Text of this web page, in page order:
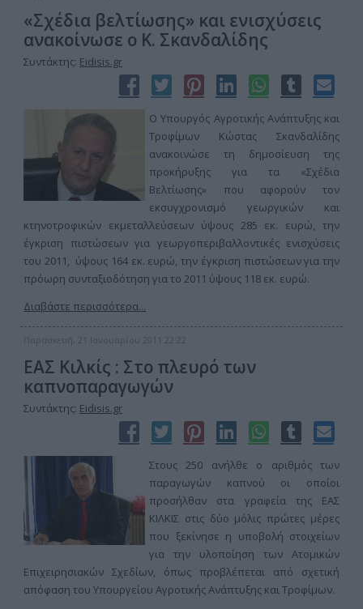
«Σχέδια βελτίωσης» και ενισχύσεις
ανακοίνωσε ο Κ. Σκανδαλίδης
Συντάκτης: Eidisis.gr
O Υπουργός Αγροτικής Ανάπτυξης και
Τροφίμων Κώστας Σκανδαλίδης
ανακοινώσε τη δημοσίευση της
προκήρυξης για τα «Σχέδια
Βελτίωσης» που αφορούν τον
εκσυγχρονισμό γεωργικών και
κτηνοτροφικών εκμεταλλεύσεων ύψους 285 εκ. ευρώ, την
έγκριση πιστώσεων για γεωργοπεριβαλλοντικές ενισχύσεις
του 2011, ύψους 164 εκ. ευρώ, την έγκριση πιστώσεων για την
πρόωρη συνταξιοδότηση για το 2011 ύψους 118 εκ. ευρώ.
Διαβάστε περισσότερα...
Παρασκευή, 21 Ιανουαρίου 2011 22:22
ΕΑΣ Κιλκίς : Στο πλευρό των
καπνοπαραγωγών
Συντάκτης: Eidisis.gr
Στους 250 ανήλθε ο αριθμός των
παραγωγών καπνού οι οποίοι
προσήλθαν στα γραφεία της ΕΑΣ
ΚΙΛΚΙΣ στις δύο μόλις πρώτες μέρες
που ξεκίνησε η υποβολή στοιχείων
για την υλοποίηση των Ατομικών
Επιχειρησιακών Σχεδίων, όπως προβλέπεται από σχετική
απόφαση του Υπουργείου Αγροτικής Ανάπτυξης και Τροφίμων.